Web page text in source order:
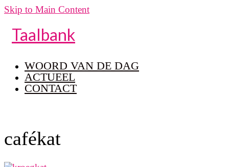
Skip to Main Content
Taalbank
WOORD VAN DE DAG
ACTUEEL
CONTACT
cafékat